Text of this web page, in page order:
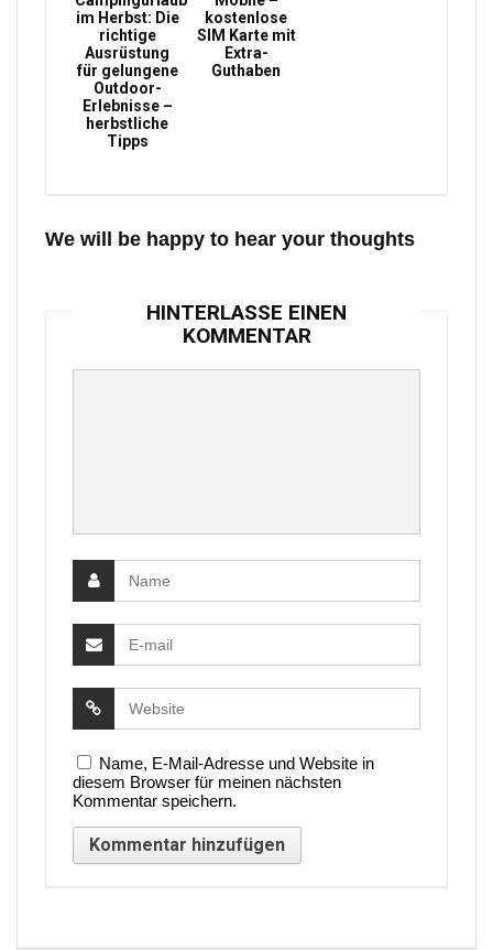
im Herbst: Die
richtige
Ausrüstung
für gelungene
Outdoor-
Erlebnisse –
herbstliche
Tipps
kostenlose
SIM Karte mit
Extra-
Guthaben
We will be happy to hear your thoughts
HINTERLASSE EINEN
KOMMENTAR
Name, E-Mail-Adresse und Website in
diesem Browser für meinen nächsten
Kommentar speichern.